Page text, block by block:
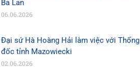
Ba Lan
06.06.2026
Đại sứ Hà Hoàng Hải làm việc với Thống
đốc tỉnh Mazowiecki
02.06.2026